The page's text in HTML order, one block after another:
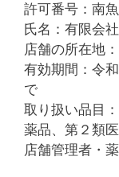
許可番号：南
氏名：有限会
店舗の所在地
有効期間：令
で
取り扱い品目
薬品、第２類
店舗管理者・